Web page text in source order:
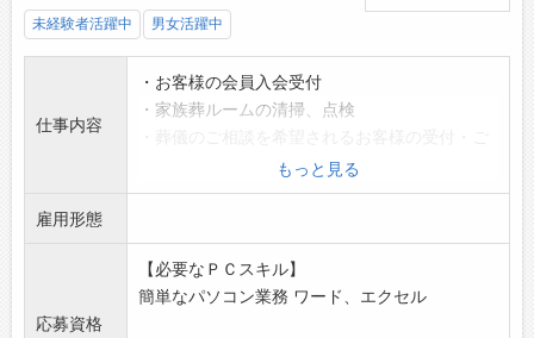
未経験者活躍中 男女活躍中
仕事内容
・お客様の会員入会受付
・家族葬ルームの清掃、点検
・葬儀の相談担当者への引き継ぎ
・エクセル、ワードを使用した商品のポップ作
成 など
お客様と直接お話しする機会が多いため、接
もっと見る
雇用形態
応募資格
【必要なＰＣスキル】
簡単なパソコン業務 ワード、エクセル